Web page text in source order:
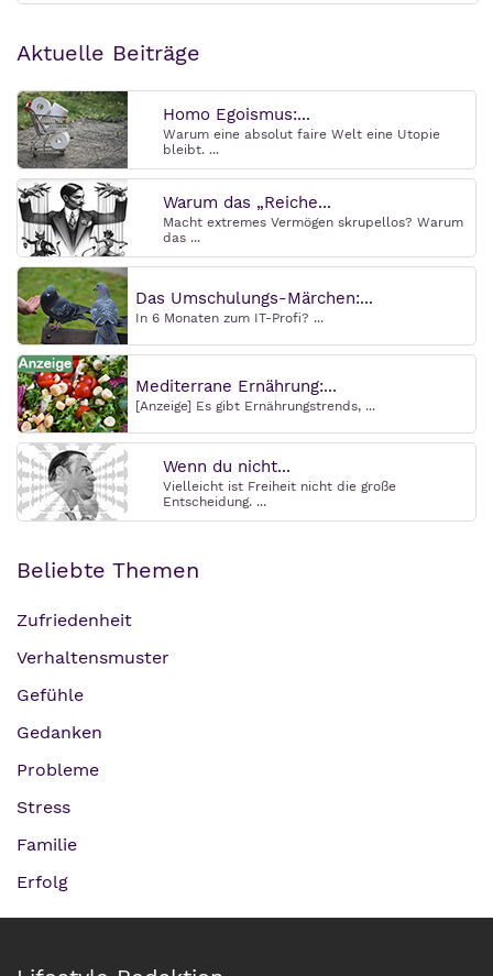
Aktuelle Beiträge
Homo Egoismus:...
Warum eine absolut faire Welt eine Utopie
bleibt. ...
Warum das „Reiche...
Macht extremes Vermögen skrupellos? Warum
das ...
Das Umschulungs-Märchen:...
In 6 Monaten zum IT-Profi? ...
Mediterrane Ernährung:...
[Anzeige] Es gibt Ernährungstrends, ...
Wenn du nicht...
Vielleicht ist Freiheit nicht die große
Entscheidung. ...
Beliebte Themen
Zufriedenheit
Verhaltensmuster
Gefühle
Gedanken
Probleme
Stress
Familie
Erfolg